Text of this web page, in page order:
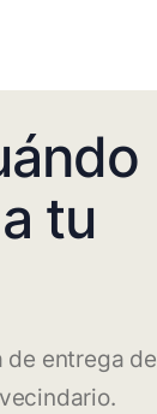
tu
de entrega de